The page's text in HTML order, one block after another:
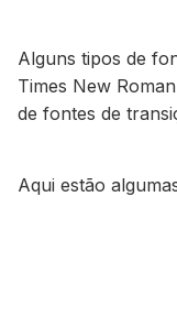
Alguns tipos de
Times New
de fontes de
Aqui estão